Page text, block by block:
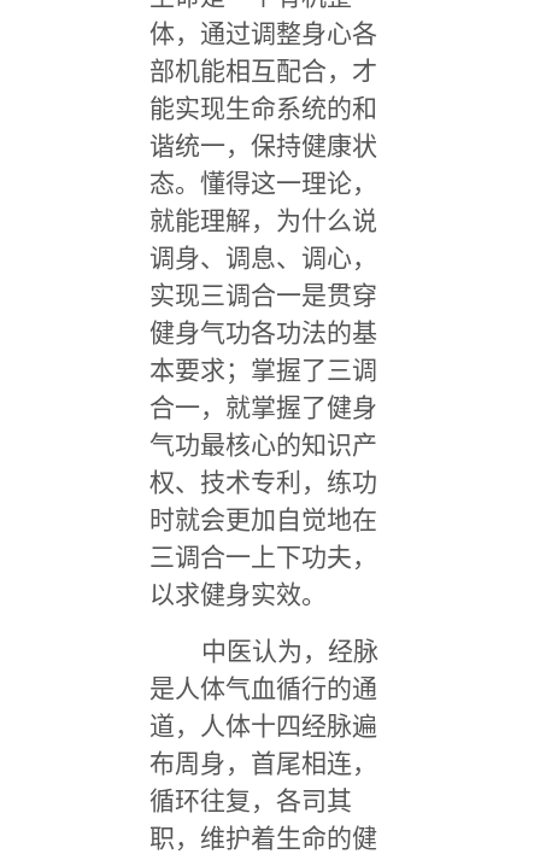
体，通过调整身心各
部机能相互配合，才
能实现生命系统的和
谐统一，保持健康状
态。懂得这一理论，
就能理解，为什么说
调身、调息、调心，
实现三调合一是贯穿
健身气功各功法的基
本要求；掌握了三调
合一，就掌握了健身
气功最核心的知识产
权、技术专利，练功
时就会更加自觉地在
三调合一上下功夫，
以求健身实效。
中医认为，经脉
是人体气血循行的通
道，人体十四经脉遍
布周身，首尾相连，
循环往复，各司其
职，维护着生命的健